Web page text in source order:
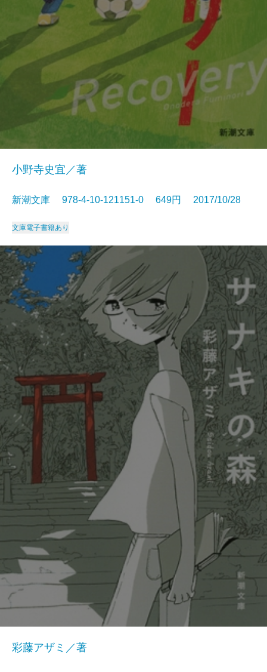
小野寺史宜／著
新潮文庫 978-4-10-121151-0 649円 2017/10/28
文庫電子書籍あり
彩藤アザミ／著